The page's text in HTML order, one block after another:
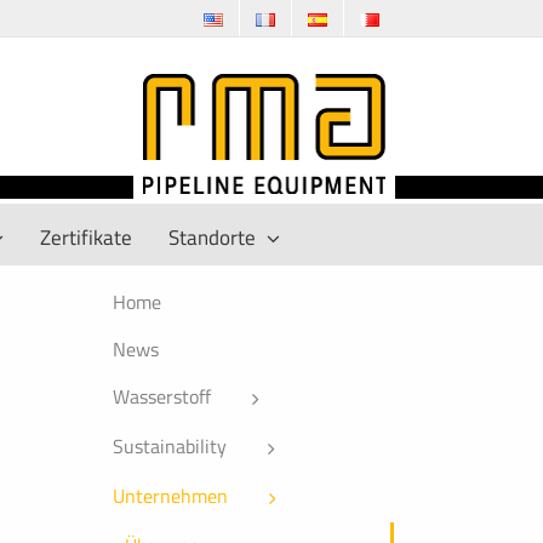
Zertifikate Standorte
Home
News
Wasserstoff
Sustainability
Unternehmen